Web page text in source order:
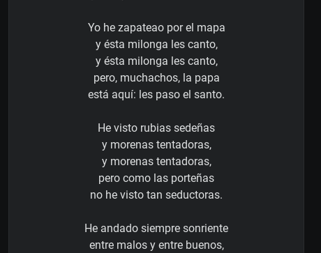
Yo he zapateao por el mapa
y ésta milonga les canto,
y ésta milonga les canto,
pero, muchachos, la papa
está aquí: les paso el santo.
He visto rubias sedeñas
y morenas tentadoras,
y morenas tentadoras,
pero como las porteñas
no he visto tan seductoras.
He andado siempre sonriente
entre malos y entre buenos,